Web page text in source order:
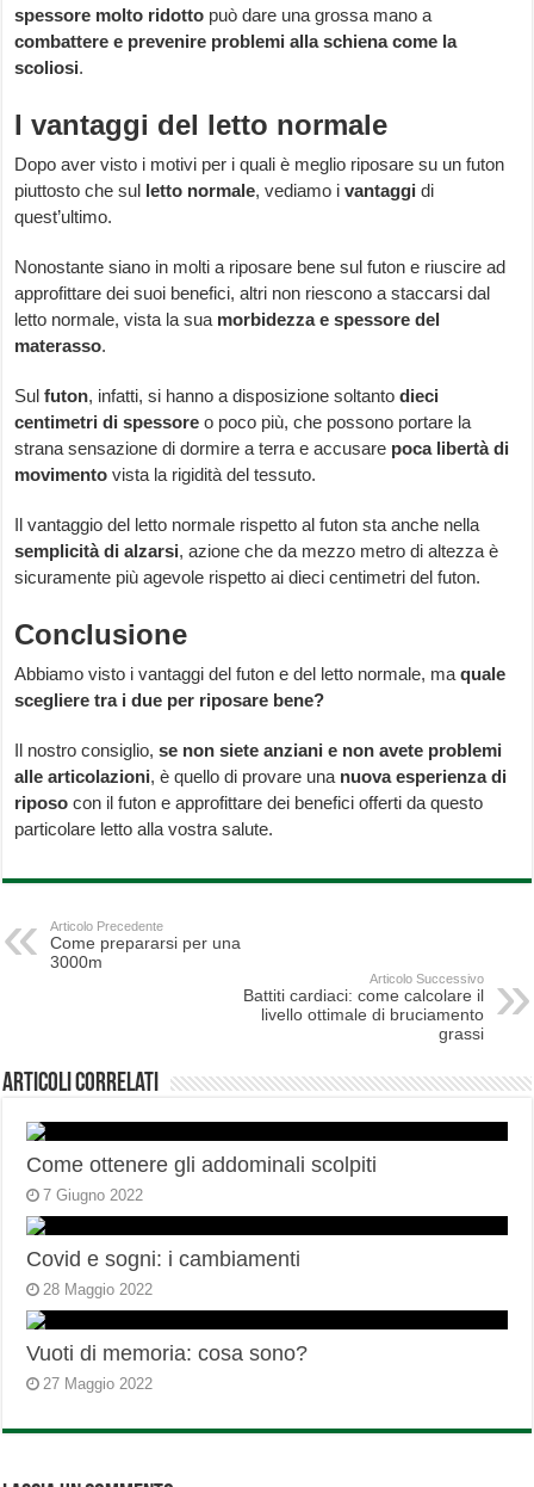
spessore molto ridotto può dare una grossa mano a
combattere e prevenire problemi alla schiena come la
scoliosi.
I vantaggi del letto normale
Dopo aver visto i motivi per i quali è meglio riposare su un futon
piuttosto che sul letto normale, vediamo ivantaggi di
quest’ultimo.
Nonostante siano in molti a riposare bene sul futon e riuscire ad
approfittare dei suoi benefici, altri non riescono a staccarsi dal
letto normale, vista la sua morbidezza e spessore del
materasso.
Sul futon, infatti, si hanno a disposizione soltantodieci
centimetri di spessoreo poco più, che possono portare la
strana sensazione di dormire a terra e accusare poca libertà di
movimento vista la rigidità del tessuto.
Il vantaggio del letto normale rispetto al futon sta anche nella
semplicità di alzarsi, azione che da mezzo metro di altezza è
sicuramente più agevole rispetto ai dieci centimetri del futon.
Conclusione
Abbiamo visto i vantaggi del futon e del letto normale, maquale
scegliere tra i due per riposare bene?
Il nostro consiglio,se non siete anziani e non avete problemi
alle articolazioni, è quello di provare una nuova esperienza di
riposo con il futon e approfittare dei benefici offerti da questo
particolare letto alla vostra salute.
Articolo Precedente
Come prepararsi per una
3000m
Articolo Successivo
Battiti cardiaci: come calcolare il
livello ottimale di bruciamento
grassi
Articoli correlati
Come ottenere gli addominali scolpiti
7 Giugno 2022
Covid e sogni: i cambiamenti
28 Maggio 2022
Vuoti di memoria: cosa sono?
27 Maggio 2022